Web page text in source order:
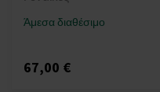
Άμεσα διαθέσιμο
67,00 €